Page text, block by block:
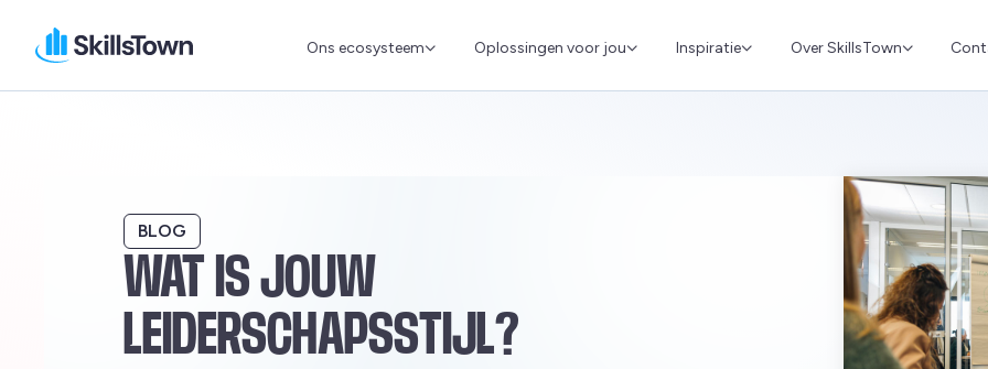
Ons ecosysteem Oplossingen voor jou Inspiratie Over SkillsTown
WAT IS JOUW
LEIDERSCHAPSSTIJL?
BLOG